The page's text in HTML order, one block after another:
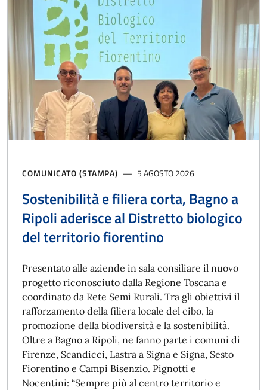
COMUNICATO (STAMPA) 5 AGOSTO 2026
Sostenibilità e filiera corta, Bagno a
Ripoli aderisce al Distretto biologico
del territorio fiorentino
Presentato alle aziende in sala consiliare il nuovo
progetto riconosciuto dalla Regione Toscana e
coordinato da Rete Semi Rurali. Tra gli obiettivi il
rafforzamento della filiera locale del cibo, la
promozione della biodiversità e la sostenibilità.
Oltre a Bagno a Ripoli, ne fanno parte i comuni di
Firenze, Scandicci, Lastra a Signa e Signa, Sesto
Fiorentino e Campi Bisenzio. Pignotti e
Nocentini: “Sempre più al centro territorio e